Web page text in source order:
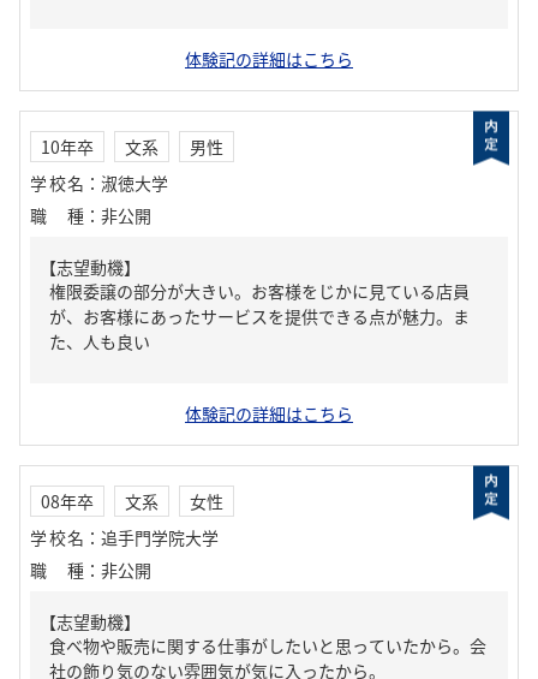
体験記の詳細はこちら
10年卒 文系
男性
学校名 ： 淑徳大学
職種 ： 非公開
【志望動機】
権限委譲の部分が大きい。お客様をじかに見ている店員
が、お客様にあったサービスを提供できる点が魅力。ま
た、人も良い
体験記の詳細はこちら
08年卒 文系
女性
学校名 ： 追手門学院大学
職種 ： 非公開
【志望動機】
食べ物や販売に関する仕事がしたいと思っていたから。会
社の飾り気のない雰囲気が気に入ったから。